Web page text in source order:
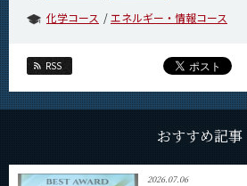
化学コース
エネルギー・情報コース
RSS
おすすめ記事
2026.07.06